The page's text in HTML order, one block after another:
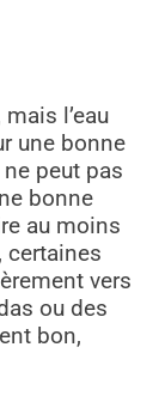
l’eau
une bonne
peut pas
bonne
au moins
certaines
vers
ou des
bon,